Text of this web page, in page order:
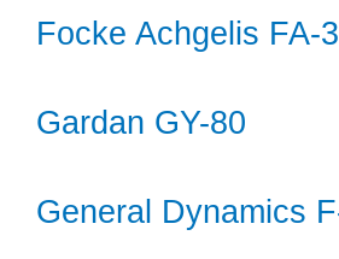
Focke Achgelis FA-
Gardan GY-80
General Dynamics